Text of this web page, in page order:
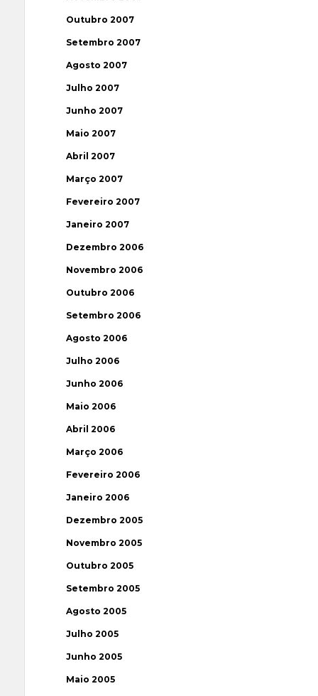
Outubro 2007
Setembro 2007
Agosto 2007
Julho 2007
Junho 2007
Maio 2007
Abril 2007
Março 2007
Fevereiro 2007
Janeiro 2007
Dezembro 2006
Novembro 2006
Outubro 2006
Setembro 2006
Agosto 2006
Julho 2006
Junho 2006
Maio 2006
Abril 2006
Março 2006
Fevereiro 2006
Janeiro 2006
Dezembro 2005
Novembro 2005
Outubro 2005
Setembro 2005
Agosto 2005
Julho 2005
Junho 2005
Maio 2005